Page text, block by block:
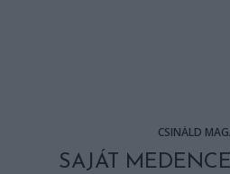
CSINÁLD
SAJÁT